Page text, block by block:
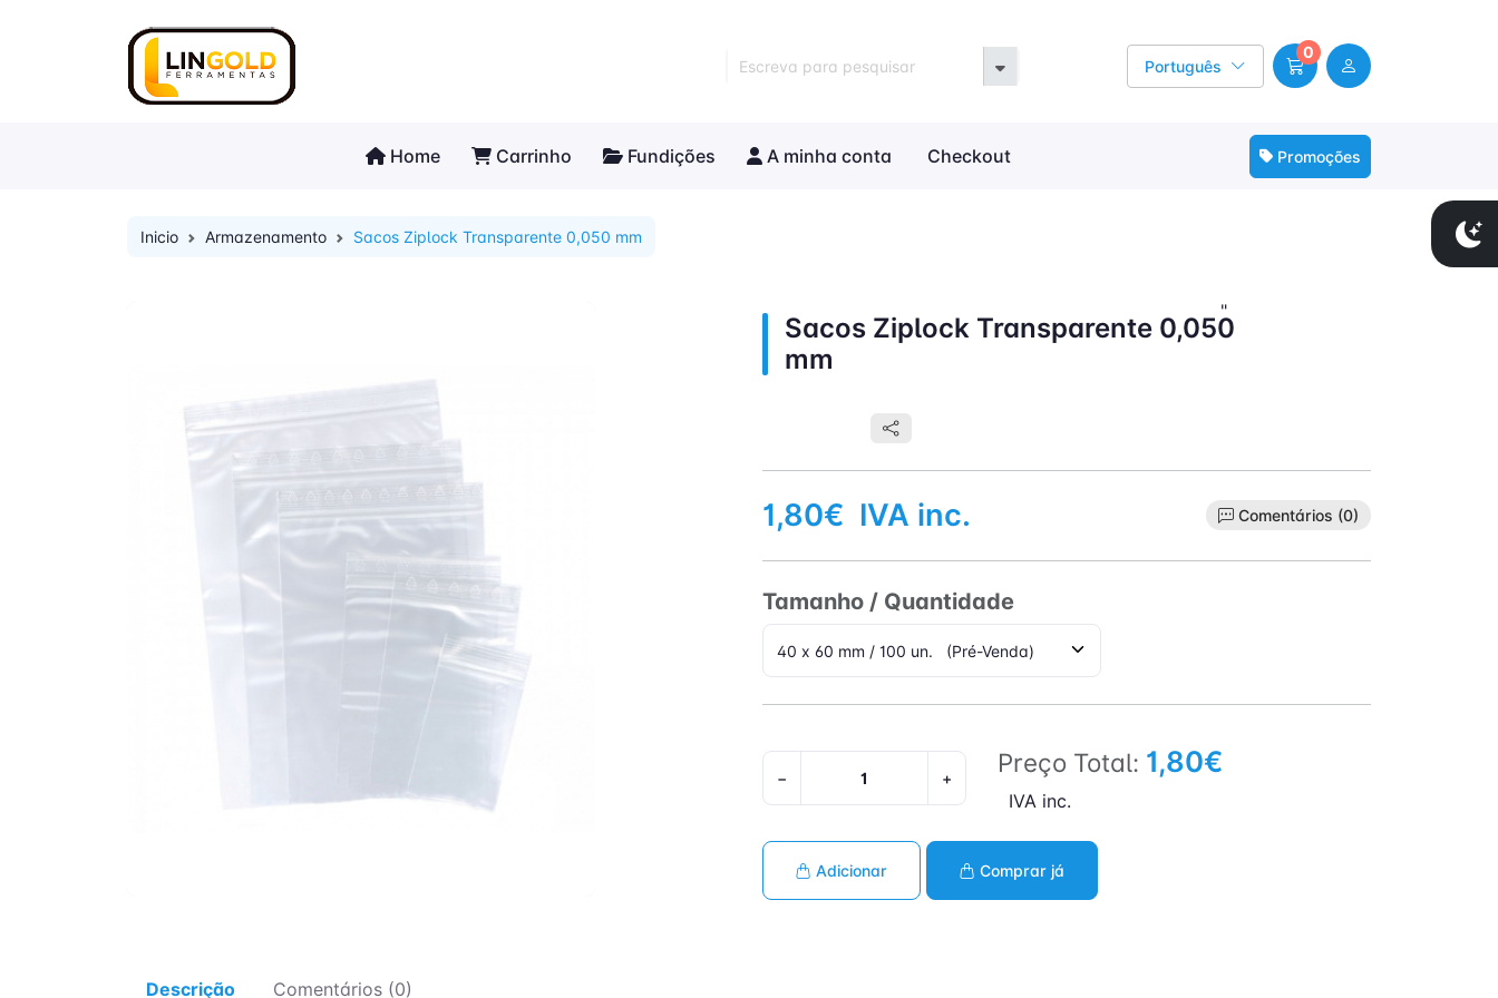
Escreva para pesquisar Português
0
Home Carrinho Fundições A minha conta Checkout Promoções
Inicio Armazenamento Sacos Ziplock Transparente 0,050 mm
Sacos Ziplock Transparente 0,050
mm
"
1,80€ IVA inc. Comentários (0)
Tamanho / Quantidade
− + Preço Total: 1,80€
IVA inc.
Adicionar Comprar já
Descrição Comentários (0)